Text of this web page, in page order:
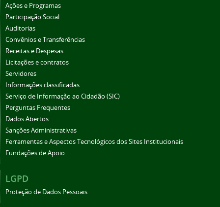
Ações e Programas
Participação Social
Auditorias
Convênios e Transferências
Receitas e Despesas
Licitações e contratos
Servidores
Informações classificadas
Serviço de Informação ao Cidadão (SIC)
Perguntas Frequentes
Dados Abertos
Sanções Administrativas
Ferramentas e Aspectos Tecnológicos dos Sites Institucionais
Fundações de Apoio
LGPD
Proteção de Dados Pessoais